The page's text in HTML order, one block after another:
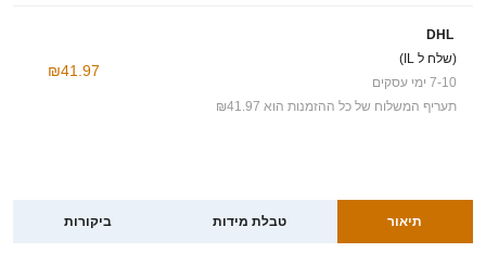
DHL
(שלח ל IL)
7-10 ימי עסקים
תעריף המשלוח של כל ההזמנות הוא ₪41.97
₪41.97
תיאור טבלת מידות ביקורות